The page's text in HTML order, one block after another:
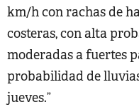
km/h con rachas de
costeras, con alta
moderadas a fuertes
probabilidad de
jueves.”